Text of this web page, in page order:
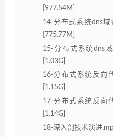
[977.54M]
14-分布式系统dns域
[775.77M]
15-分布式系统dns
[1.03G]
16-分布式系统反向
[1.15G]
17-分布式系统反向
[1.14G]
18-深入剖技术演进